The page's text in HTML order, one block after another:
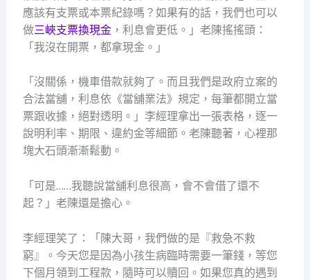
應該有支票或本票紀錄嗎？如果有的話，我們也可以
做三峽支票換現金，利息會更低。」老陳搖搖頭：
「我沒在開票，都拿現金。」
「沒關係，機車借款就夠了。而且我們是政府立案的
合法當舖，利息依《當舖業法》規定，每筆都開立當
票跟收據，絕對透明。」李經理拿出一張表格，逐一
說明利率、期限、違約金等細節。老陳聽著，心裡那
塊大石頭漸漸鬆動。
「可是……我聽說當舖利息很高，會不會借了還不
起？」老陳還是擔心。
李經理笑了：「陳大哥，我們做的是『救急不救
窮』。今天您是因為小孩生病臨時需要一筆錢，等您
下個月領到工程款，隨時可以贖回。如果您真的遇到